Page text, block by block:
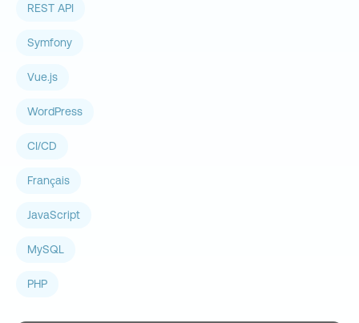
REST API
Symfony
Vue.js
WordPress
CI/CD
Français
JavaScript
MySQL
PHP